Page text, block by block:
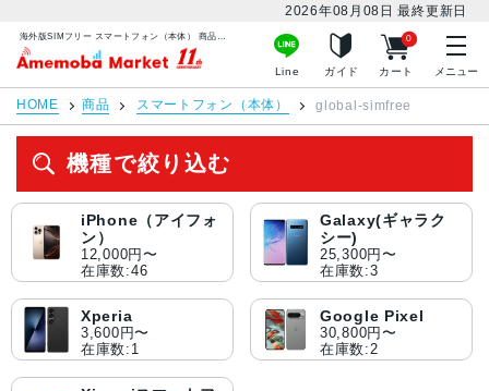
2026年08月08日 最終更新日
アメモバマーケット
Line ガイド カート
0
メニュー
HOME 商品 スマートフォン（本体） global-simfree
機種で絞り込む
iPhone（アイフォ
ン）
12,000円〜
在庫数:46
Galaxy(ギャラク
シー)
25,300円〜
在庫数:3
Xperia
3,600円〜
在庫数:1
Google Pixel
30,800円〜
在庫数:2